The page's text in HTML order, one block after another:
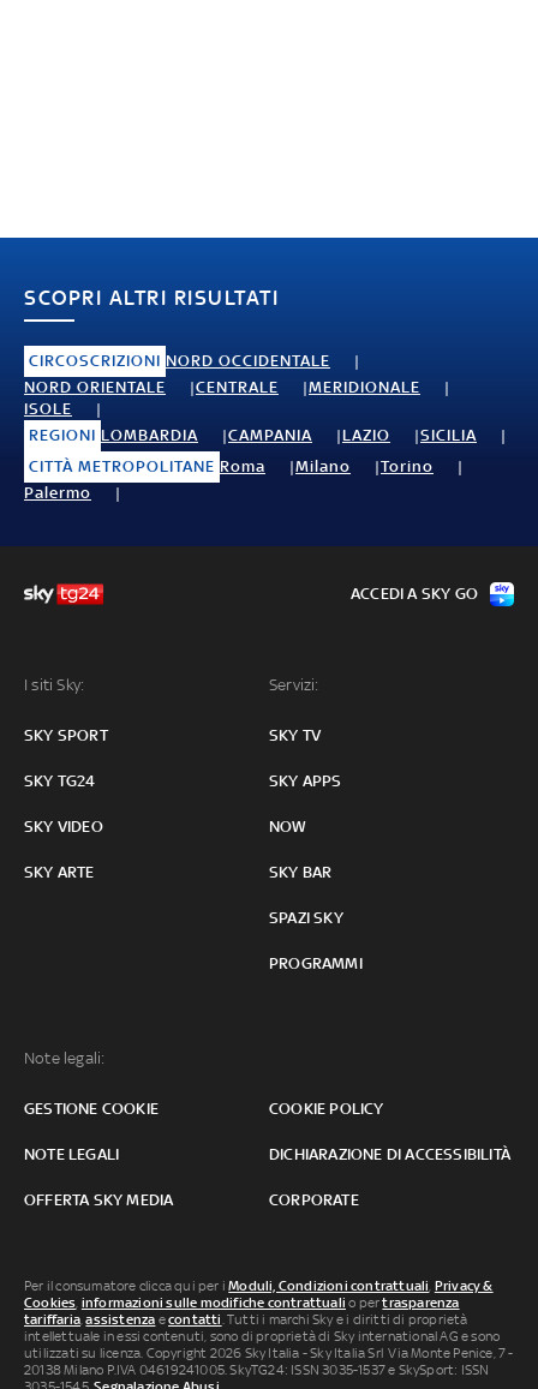
SCOPRI ALTRI RISULTATI
CIRCOSCRIZIONI NORD OCCIDENTALE
NORD ORIENTALE
CENTRALE
MERIDIONALE
ISOLE
REGIONI LOMBARDIA CAMPANIA LAZIO
SICILIA
CITTÀ METROPOLITANE Roma Milano
Torino
Palermo
I siti Sky:
SKY SPORT
SKY TG24
SKY VIDEO
SKY ARTE
Servizi:
SKY TV
SKY APPS
NOW
SKY BAR
SPAZI SKY
PROGRAMMI
Note legali:
GESTIONE COOKIE COOKIE POLICY
NOTE LEGALI DICHIARAZIONE DI ACCESSIBILITÀ
OFFERTA SKY MEDIA CORPORATE
ACCEDI A SKY GO
Per il consumatore clicca qui per iModuli, Condizioni contrattuali, Privacy &
Cookies, informazioni sulle modifiche contrattuali o pertrasparenza
tariffaria,assistenza econtatti. Tutti i marchi Sky e i diritti di proprietà
intellettuale in essi contenuti, sono di proprietà di Sky international AG e sono
utilizzati su licenza. Copyright 2026 Sky Italia - Sky Italia Srl Via Monte Penice, 7 -
20138 Milano P.IVA 04619241005. SkyTG24: ISSN 3035-1537 e SkySport: ISSN